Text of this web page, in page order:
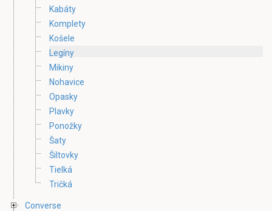
Kabáty
Komplety
Košele
Legíny
Mikiny
Nohavice
Opasky
Plavky
Ponožky
Šaty
Šiltovky
Tielká
Tričká
Converse